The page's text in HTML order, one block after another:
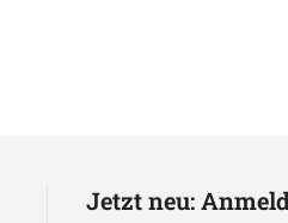
Jetzt neu: